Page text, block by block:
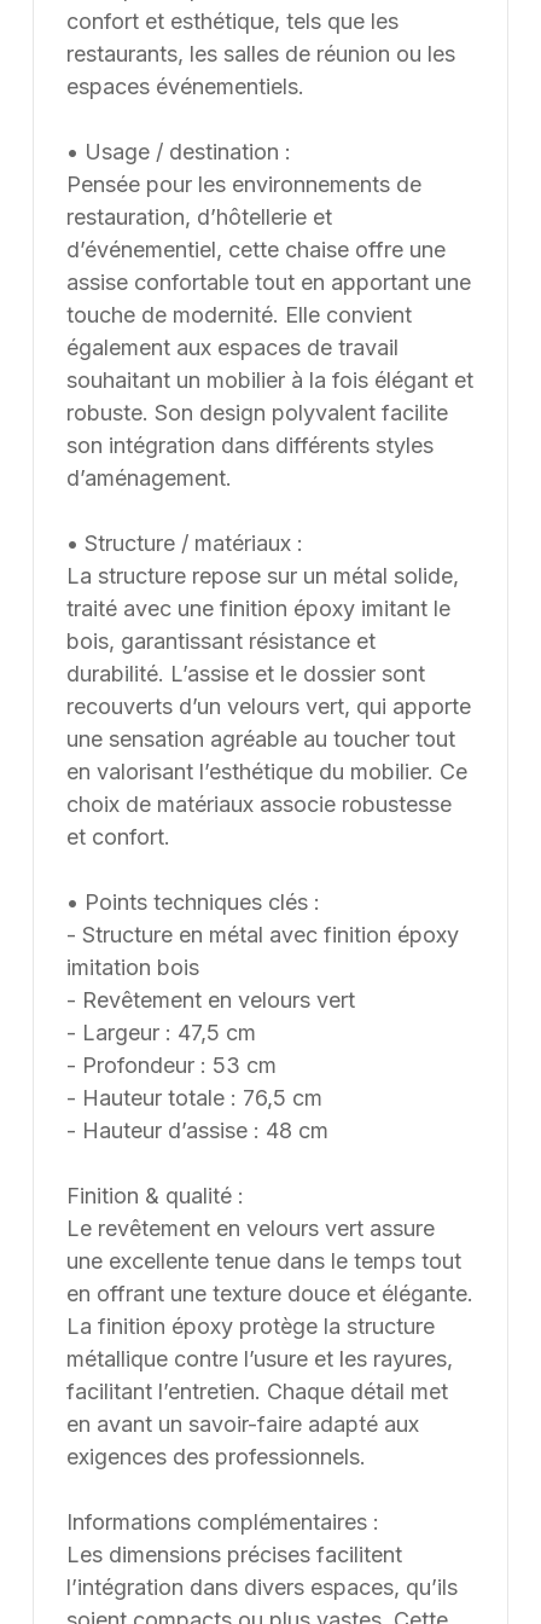
demande, offrant une personnalisation adaptée aux
besoins spécifiques. Aucun poids ni option
supplémentaire n’est renseigné pour ce modèle.
restauration, de l’hôtellerie, de l’événementiel et des
environnements de travail dans leurs projets
d’aménagement, en France et à l’international. Les
modèles présentés au catalogue sont adaptables sur
mesure, notamment en termes de dimensions, de
finitions et de coloris, selon les besoins du client. Nous
pouvons également développer des solutions sur
mesure à partir d’une feuille blanche, chaque projet
pouvant être conçu et ajusté selon les contraintes et
les usages spécifiques.
confort et esthétique, tels que les
restaurants, les salles de réunion ou les
espaces événementiels.
• Usage / destination :
Pensée pour les environnements de
restauration, d’hôtellerie et
d’événementiel, cette chaise offre une
assise confortable tout en apportant une
touche de modernité. Elle convient
également aux espaces de travail
souhaitant un mobilier à la fois élégant et
robuste. Son design polyvalent facilite
son intégration dans différents styles
d’aménagement.
• Structure / matériaux :
La structure repose sur un métal solide,
traité avec une finition époxy imitant le
bois, garantissant résistance et
durabilité. L’assise et le dossier sont
recouverts d’un velours vert, qui apporte
une sensation agréable au toucher tout
en valorisant l’esthétique du mobilier. Ce
choix de matériaux associe robustesse
et confort.
• Points techniques clés :
- Structure en métal avec finition époxy
imitation bois
- Revêtement en velours vert
- Largeur : 47,5 cm
- Profondeur : 53 cm
- Hauteur totale : 76,5 cm
- Hauteur d’assise : 48 cm
Finition & qualité :
Le revêtement en velours vert assure
une excellente tenue dans le temps tout
en offrant une texture douce et élégante.
La finition époxy protège la structure
métallique contre l’usure et les rayures,
facilitant l’entretien. Chaque détail met
en avant un savoir-faire adapté aux
exigences des professionnels.
Informations complémentaires :
Les dimensions précises facilitent
l’intégration dans divers espaces, qu’ils